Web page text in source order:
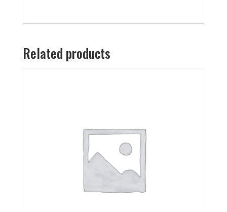
Related products